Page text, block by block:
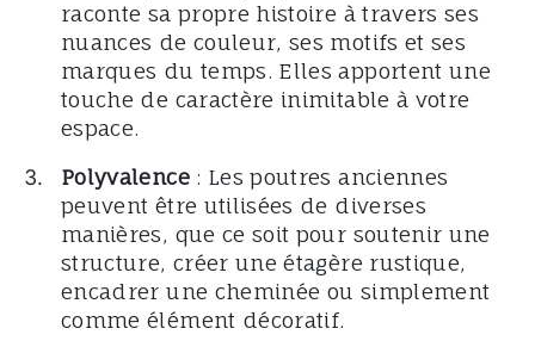
raconte sa propre histoire à travers ses
nuances de couleur, ses motifs et ses
marques du temps. Elles apportent une
touche de caractère inimitable à votre
espace.
Polyvalence: Les poutres anciennes
peuvent être utilisées de diverses
manières, que ce soit pour soutenir une
structure, créer une étagère rustique,
encadrer une cheminée ou simplement
comme élément décoratif.